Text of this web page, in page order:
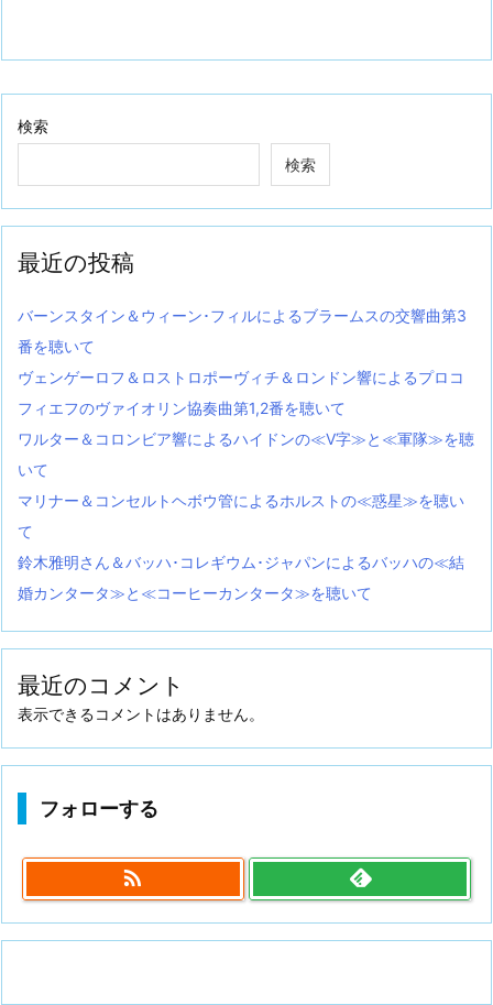
検索
検索
最近の投稿
バーンスタイン＆ウィーン･フィルによるブラームスの交響曲第3
番を聴いて
ヴェンゲーロフ＆ロストロポーヴィチ＆ロンドン響によるプロコ
フィエフのヴァイオリン協奏曲第1,2番を聴いて
ワルター＆コロンビア響によるハイドンの≪V字≫と≪軍隊≫を聴
いて
マリナー＆コンセルトヘボウ管によるホルストの≪惑星≫を聴い
て
鈴木雅明さん＆バッハ･コレギウム･ジャパンによるバッハの≪結
婚カンタータ≫と≪コーヒーカンタータ≫を聴いて
最近のコメント
表示できるコメントはありません。
フォローする
